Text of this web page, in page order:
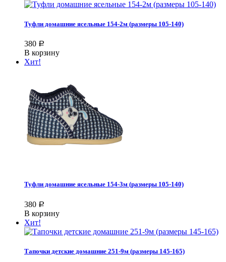
Туфли домашние ясельные 154-2м (размеры 105-140)
380 Р
В корзину
Хит!
Туфли домашние ясельные 154-3м (размеры 105-140)
380 Р
В корзину
Хит!
Тапочки детские домашние 251-9м (размеры 145-165)